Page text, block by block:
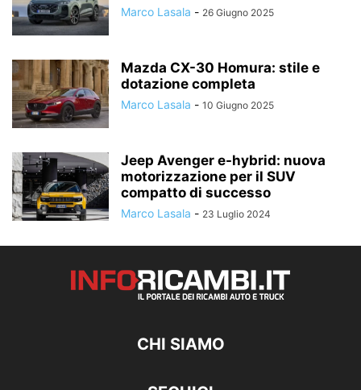
Marco Lasala - 26 Giugno 2025
Mazda CX-30 Homura: stile e
dotazione completa
Marco Lasala - 10 Giugno 2025
Jeep Avenger e-hybrid: nuova
motorizzazione per il SUV
compatto di successo
Marco Lasala - 23 Luglio 2024
CHI SIAMO